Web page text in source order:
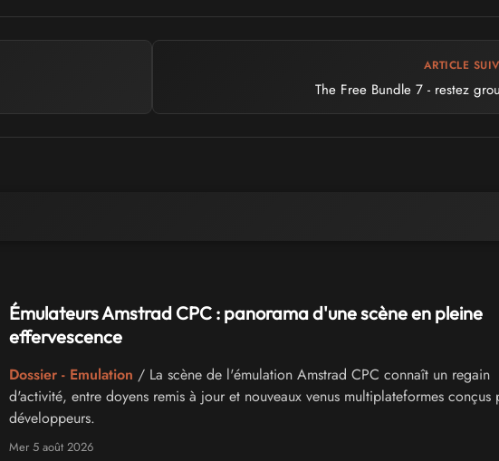
ARTICLE
The Free Bundle 7 - restez
Émulateurs Amstrad CPC : panorama d'une scène en pleine
effervescence
Dossier - Emulation / La scène de l'émulation Amstrad CPC connaît un regain
d'activité, entre doyens remis à jour et nouveaux venus multiplateformes conçus
développeurs.
Mer 5 août 2026